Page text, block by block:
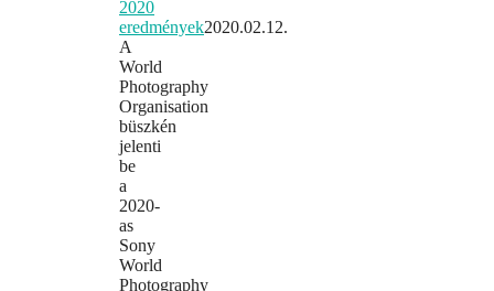
2020
eredmények2020.02.12.
A
World
Photography
Organisation
büszkén
jelenti
be
a
2020-
as
Sony
World
Photography